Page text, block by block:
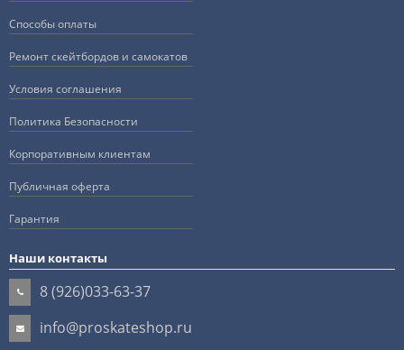
Способы оплаты
Ремонт скейтбордов и самокатов
Условия соглашения
Политика Безопасности
Корпоративным клиентам
Публичная оферта
Гарантия
Наши контакты
8 (926)033-63-37
info@proskateshop.ru